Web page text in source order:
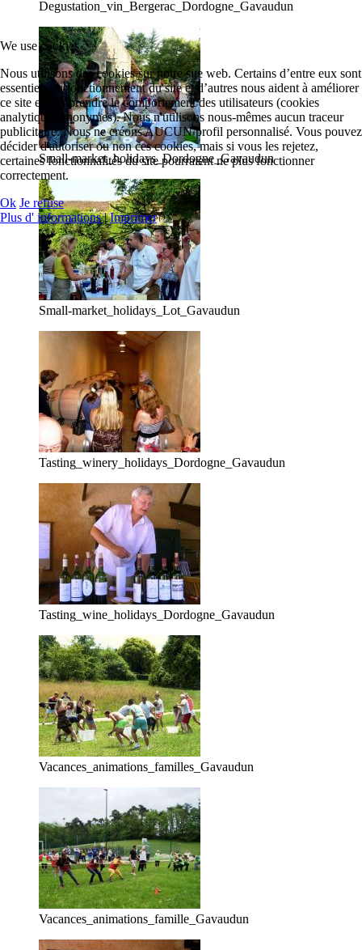
Degustation_vin_Bergerac_Dordogne_Gavaudun
Small-market_holidays_Dordogne_Gavaudun
Small-market_holidays_Lot_Gavaudun
Tasting_winery_holidays_Dordogne_Gavaudun
Tasting_wine_holidays_Dordogne_Gavaudun
Vacances_animations_familles_Gavaudun
Vacances_animations_famille_Gavaudun
We use cookies
Nous utilisons des cookies sur notre site web. Certains d’entre eux sont
essentiels au fonctionnement du site et d’autres nous aident à améliorer
ce site et comprendre le comportement des utilisateurs (cookies
analytiques anonymes). Nous n'utilisons nous-mêmes aucun traceur
publicitaire. Nous ne créons AUCUN profil personnalisé. Vous pouvez
décider d'autoriser ou non ces cookies, mais si vous les rejetez,
certaines fonctionnalités du site pourraient ne plus fonctionner
correctement.
Ok Je refuse
Plus d' informations|Imprimer